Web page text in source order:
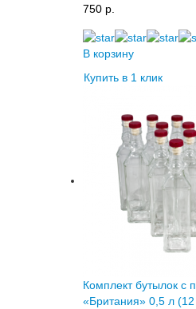
750 p.
В корзину
Купить в 1 клик
Комплект бутылок с
«Британия» 0,5 л (12